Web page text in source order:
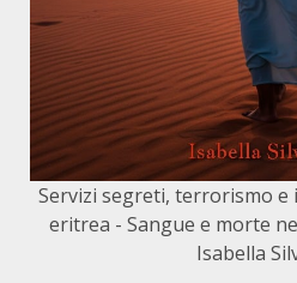
Servizi segreti, terrorismo e
eritrea - Sangue e morte
Isabella